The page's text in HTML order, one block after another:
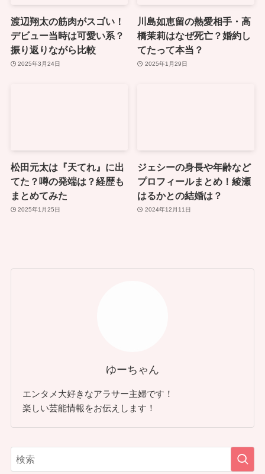
渡辺翔太の筋肉がスゴい！
デビュー当時は可愛い系？
振り返りながら比較
2025年3月24日
川島如恵留の熱愛相手・高
橋茉莉はなぜ死亡？婚約し
てたって本当？
2025年1月29日
松田元太は『天てれ』に出
てた？噂の発端は？経歴も
まとめてみた
2025年1月25日
ジェシーの身長や年齢など
プロフィールまとめ！綾瀬
はるかとの結婚は？
2024年12月11日
ゆーちゃん
エンタメ大好きなアラサー主婦です！
楽しい芸能情報をお伝えします！